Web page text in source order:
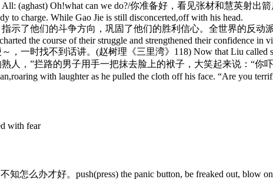
(aghast) Oh!what can we do?/你准备好，看见张材和慧英射出
to charge. While Gao Jie is still disconcerted,off with his head.
示了他们的斗争方向，巩固了他们的胜利信心。全世界的反动
the course of their struggle and strengthened their confidence
一时找不到话讲。(赵树理《三里湾》118) Now that Liu called so
人，”拦路的男子用手一把抹去脸上的袱子，大笑起来说：“你
with laughter as he pulled the cloth off his face. “Are you
with fear
么办才好。push(press) the panic button, be freaked out, blow